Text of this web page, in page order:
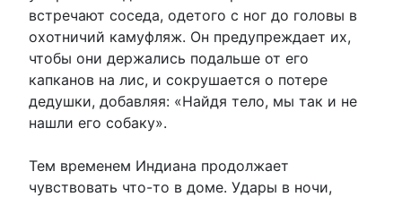
встречают соседа, одетого с ног до головы в
охотничий камуфляж. Он предупреждает их,
чтобы они держались подальше от его
капканов на лис, и сокрушается о потере
дедушки, добавляя: «Найдя тело, мы так и не
нашли его собаку».
Тем временем Индиана продолжает
чувствовать что-то в доме. Удары в ночи,